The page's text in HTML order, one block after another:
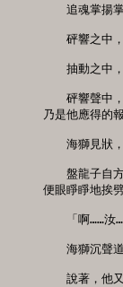
追魂掌揚掌
砰響之中，
抽動之中，
砰響聲中，
乃是他應得的
海獅見狀，
盤龍子自方
便眼睜睜地挨
「啊……汝
海獅沉聲道
說著，他又